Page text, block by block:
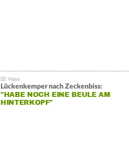
Lückenkemper nach Zeckenbiss:
"HABE NOCH EINE BEULE AM
HINTERKOPF"